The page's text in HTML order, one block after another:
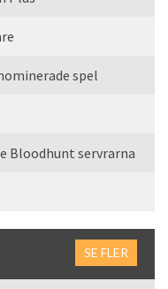
spel
Bloodhunt servrarna
SE FLER